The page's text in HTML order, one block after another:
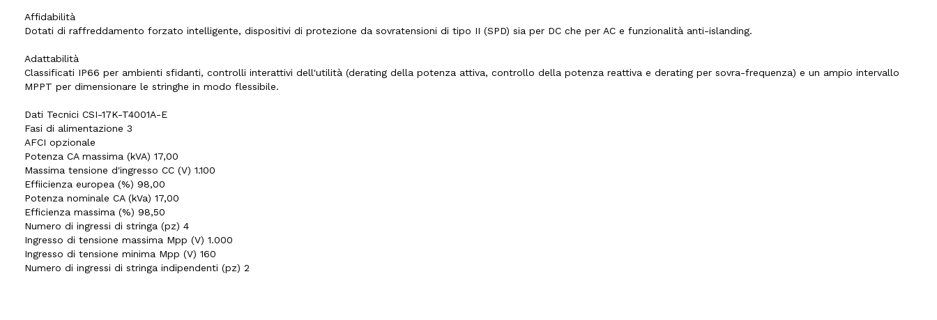
Affidabilità
Dotati di raffreddamento forzato intelligente, dispositivi di protezione da sovratensioni di tipo II (SPD) sia per DC che per AC e funzionalità anti-islanding.
Adattabilità
Classificati IP66 per ambienti sfidanti, controlli interattivi dell'utilità (derating della potenza attiva, controllo della potenza reattiva e derating per sovra-frequenza) e un ampio intervallo
MPPT per dimensionare le stringhe in modo flessibile.
Dati Tecnici CSI-17K-T4001A-E
Fasi di alimentazione 3
AFCI opzionale
Potenza CA massima (kVA) 17,00
Massima tensione d'ingresso CC (V) 1.100
Effiicienza europea (%) 98,00
Potenza nominale CA (kVa) 17,00
Efficienza massima (%) 98,50
Numero di ingressi di stringa (pz) 4
Ingresso di tensione massima Mpp (V) 1.000
Ingresso di tensione minima Mpp (V) 160
Numero di ingressi di stringa indipendenti (pz) 2